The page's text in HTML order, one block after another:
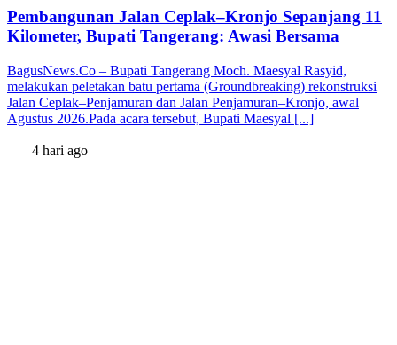
Pembangunan Jalan Ceplak–Kronjo Sepanjang 11
Kilometer, Bupati Tangerang: Awasi Bersama
BagusNews.Co – Bupati Tangerang Moch. Maesyal Rasyid,
melakukan peletakan batu pertama (Groundbreaking) rekonstruksi
Jalan Ceplak–Penjamuran dan Jalan Penjamuran–Kronjo, awal
Agustus 2026.Pada acara tersebut, Bupati Maesyal [...]
4 hari ago